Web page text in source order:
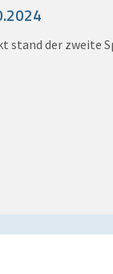
stand der zweite